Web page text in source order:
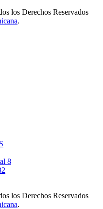
los Derechos Reservados
.
8
los Derechos Reservados
.